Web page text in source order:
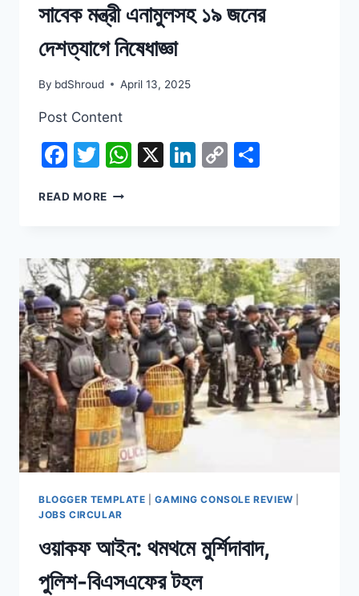
সাবেক মন্ত্রী এনামুলসহ ১৯ জনের
দেশত্যাগে নিষেধাজ্ঞা
By bdShroud April 13, 2025
Post Content
Facebook
Twitter
WhatsApp
X LinkedIn
Copy
READ MORE সাবেক
জনের
দেশত্যাগে
নিষেধাজ্ঞা
BLOGGER TEMPLATE |GAMING CONSOLE REVIEW
JOBS CIRCULAR
ওয়াকফ আইন: থমথমে মুর্শিদাবাদ,
পুলিশ-বিএসএফের টহল